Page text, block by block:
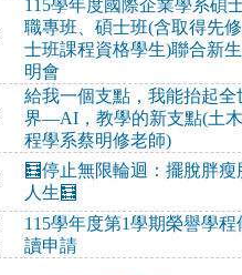
115學年度國際企業學系碩
職專班、碩士班(含取得先
士班課程資格學生)聯合新
明會
給我一個支點，我能抬起全
界—AI，教學的新支點(土
程學系蔡明修老師)
🧮停止無限輪迴：擺脫胖瘦
人生🧮
115學年度第1學期榮譽學程
讀申請